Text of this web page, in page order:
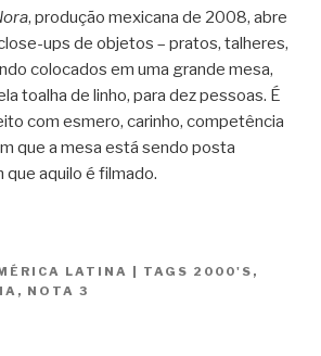
, produção mexicana de 2008, abre
ups de objetos – pratos, talheres,
colocados em uma grande mesa,
toalha de linho, para dez pessoas. É
com esmero, carinho, competência
que a mesa está sendo posta
aquilo é filmado.
LATINA | TAGS 2000'S ,
, NOTA 3